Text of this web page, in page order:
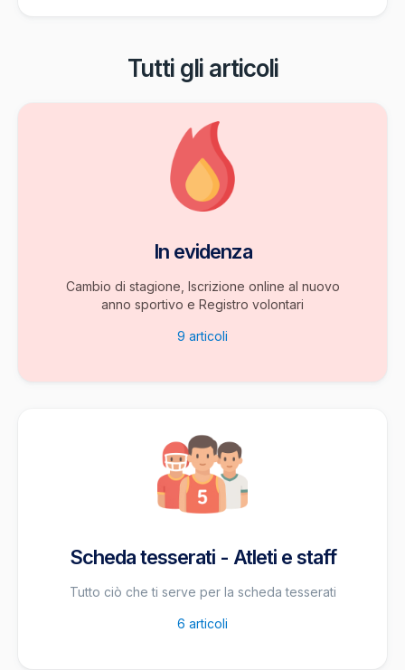
Tutti gli articoli
In evidenza
Cambio di stagione, Iscrizione online al nuovo
anno sportivo e Registro volontari
9 articoli
Scheda tesserati - Atleti e staff
Tutto ciò che ti serve per la scheda tesserati
6 articoli